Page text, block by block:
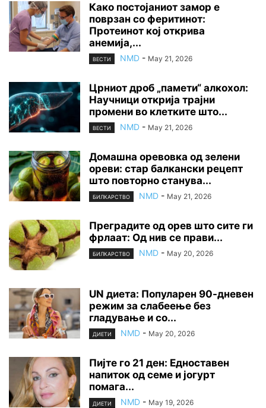
Како постојаниот замор е
поврзан со феритинот:
Протеинот кој открива
анемија,...
ВЕСТИ NMD - May 21, 2026
Црниот дроб „памети“ алкохол:
Научници открија трајни
промени во клетките што...
ВЕСТИ NMD - May 21, 2026
Домашна оревовка од зелени
ореви: стар балкански рецепт
што повторно станува...
БИЛКАРСТВО NMD - May 21, 2026
Преградите од орев што сите ги
фрлаат: Од нив се прави...
БИЛКАРСТВО NMD - May 20, 2026
UN диета: Популарен 90-дневен
режим за слабеење без
гладување и со...
ДИЕТИ NMD - May 20, 2026
Пијте го 21 ден: Едноставен
напиток од семе и јогурт
помага...
ДИЕТИ NMD - May 19, 2026